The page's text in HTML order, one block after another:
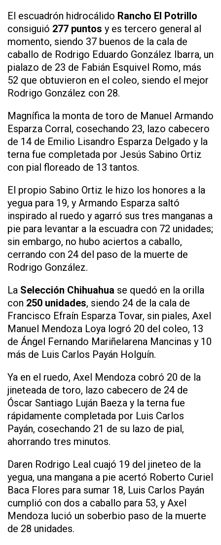
El escuadrón hidrocálido Rancho El Potrillo
consiguió 277 puntos y es tercero general al
momento, siendo 37 buenos de la cala de
caballo de Rodrigo Eduardo González Ibarra, un
pialazo de 23 de Fabián Esquivel Romo, más
52 que obtuvieron en el coleo, siendo el mejor
Rodrigo González con 28.
Magnífica la monta de toro de Manuel Armando
Esparza Corral, cosechando 23, lazo cabecero
de 14 de Emilio Lisandro Esparza Delgado y la
terna fue completada por Jesús Sabino Ortiz
con pial floreado de 13 tantos.
El propio Sabino Ortiz le hizo los honores a la
yegua para 19, y Armando Esparza saltó
inspirado al ruedo y agarró sus tres manganas a
pie para levantar a la escuadra con 72 unidades;
sin embargo, no hubo aciertos a caballo,
cerrando con 24 del paso de la muerte de
Rodrigo González.
La Selección Chihuahua se quedó en la orilla
con 250 unidades, siendo 24 de la cala de
Francisco Efraín Esparza Tovar, sin piales, Axel
Manuel Mendoza Loya logró 20 del coleo, 13
de Ángel Fernando Mariñelarena Mancinas y 10
más de Luis Carlos Payán Holguín.
Ya en el ruedo, Axel Mendoza cobró 20 de la
jineteada de toro, lazo cabecero de 24 de
Óscar Santiago Luján Baeza y la terna fue
rápidamente completada por Luis Carlos
Payán, cosechando 21 de su lazo de pial,
ahorrando tres minutos.
Daren Rodrigo Leal cuajó 19 del jineteo de la
yegua, una mangana a pie acertó Roberto Curiel
Baca Flores para sumar 18, Luis Carlos Payán
cumplió con dos a caballo para 53, y Axel
Mendoza lució un soberbio paso de la muerte
de 28 unidades.